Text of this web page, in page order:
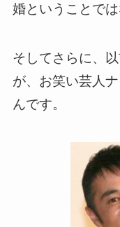
婚ということで
そしてさらに、
が、お笑い芸人
んです。